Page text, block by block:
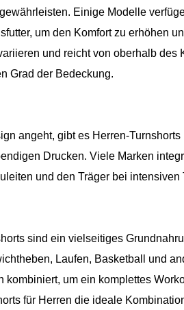
Einige Modelle
um den Komfort zu erhöhen
und reicht von oberhalb
Grad der Bedeckung.
angeht, gibt es Herren-
Drucken. Viele Marken
und den Träger bei
sind ein vielseitiges
Laufen, Basketball und
kombiniert, um ein komplettes
für Herren die ideale